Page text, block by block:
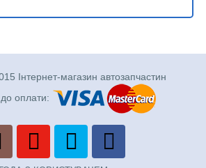
Інтернет-магазин автозапчастин
оплати: